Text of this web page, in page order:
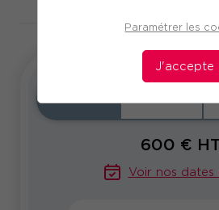
Paramétrer les
J'accepte
Inter Intra
600 €
Voir nos dates